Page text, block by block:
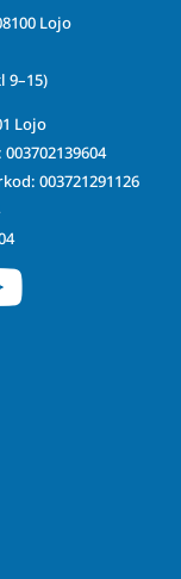
Lojo
9–15)
Lojo
003721291126